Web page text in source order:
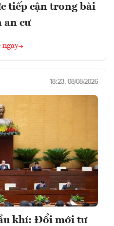
tiếp cận trong bài
an cư
ngay
18:23, 08/08/2026
khí: Đổi mới tư